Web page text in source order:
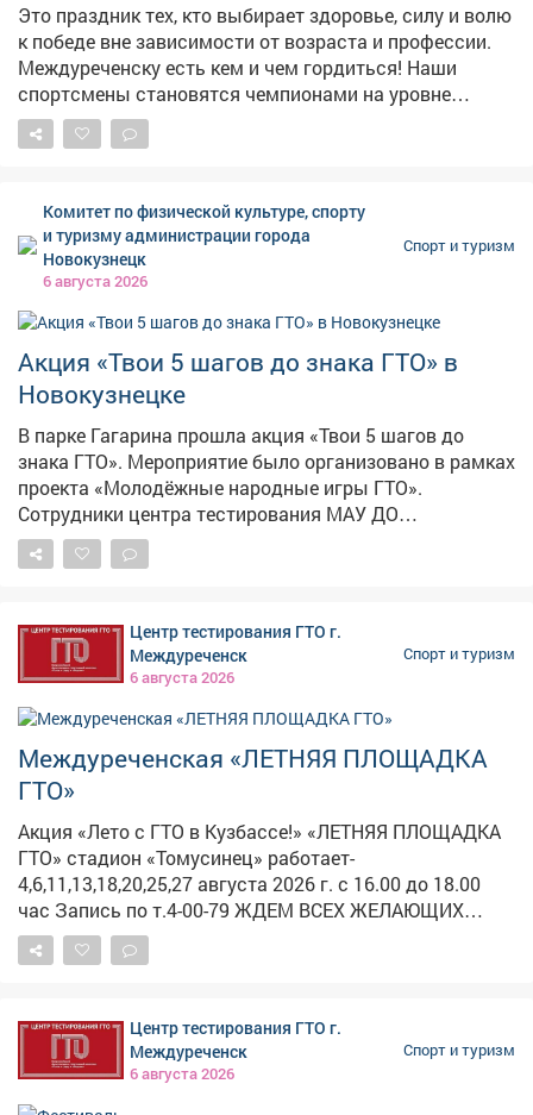
Это праздник тех, кто выбирает здоровье, силу и волю
к победе вне зависимости от возраста и профессии.
Междуреченску есть кем и чем гордиться! Наши
спортсмены становятся чемпионами на уровне
региона и страны, прославляют город на
международных чемпионатах и турнирах. Желаю им
достижений. Особая признательность - тренерам и
наставникам, которые ежедневно прививают
воспитанникам любовь к спорту. Их усилиями
большего числа междуреченцев. В городе хорошие
условия для занятий: спорткомплексы, трассы,
городские пространства. В сфере физической
культуры и спорта трудятся мастера высочайшего
уровня, энтузиасты, настоящие фанаты своего дела.
Создание комфортной среды для активного досуга - в
числе важнейших приоритетов. Будем и дальше
стараться, чтобы в Междуреченске появлялись новые
возможности для движения. Всем желаю крепкого
здоровья, бодрости духа, энергии и успехов во всех
Комитет по физической культуре, спорту
и туризму администрации города
Новокузнецк
6 августа 2026
Спорт и туризм
Акция «Твои 5 шагов до знака ГТО» в
Новокузнецке
В парке Гагарина прошла акция «Твои 5 шагов до
знака ГТО». Мероприятие было организовано в рамках
проекта «Молодёжные народные игры ГТО».
Сотрудники центра тестирования МАУ ДО
«Спортивная школа №2» провели для молодых людей
в возрасте от 16 до 24 лет подробный инструктаж.
официальном сайте gto.ru. - Получение медицинского
допуска. - Выбор ближайшего центра тестирования. -
Торжественное получение знака отличия. Подобные
акции являются важной частью программы по
популяризации Всероссийского физкультурно-
спортивного комплекса «Готов к труду и обороне»
(ГТО) и приобщению молодёжи к здоровому образу
жизни. Для получения более детальной информации о
графике работы центров тестирования и расписании
выполнения нормативов можно обратиться в центры
тестирования города Новокузнецка!
Центр тестирования ГТО г.
Междуреченск
6 августа 2026
Спорт и туризм
Междуреченская «ЛЕТНЯЯ ПЛОЩАДКА
ГТО»
Акция «Лето с ГТО в Кузбассе!» «ЛЕТНЯЯ ПЛОЩАДКА
ГТО» стадион «Томусинец» работает-
4,6,11,13,18,20,25,27 августа 2026 г. с 16.00 до 18.00
час Запись по т.4-00-79 ЖДЕМ ВСЕХ ЖЕЛАЮЩИХ
ВЫПОЛНИТЬ НОРМАТИВЫ комплекса ГТО ПРОВЕДИ
ВЕЧЕР С ПОЛЬЗОЙ ДЛЯ ЗДОРОВЬЯ!
Центр тестирования ГТО г.
Междуреченск
6 августа 2026
Спорт и туризм